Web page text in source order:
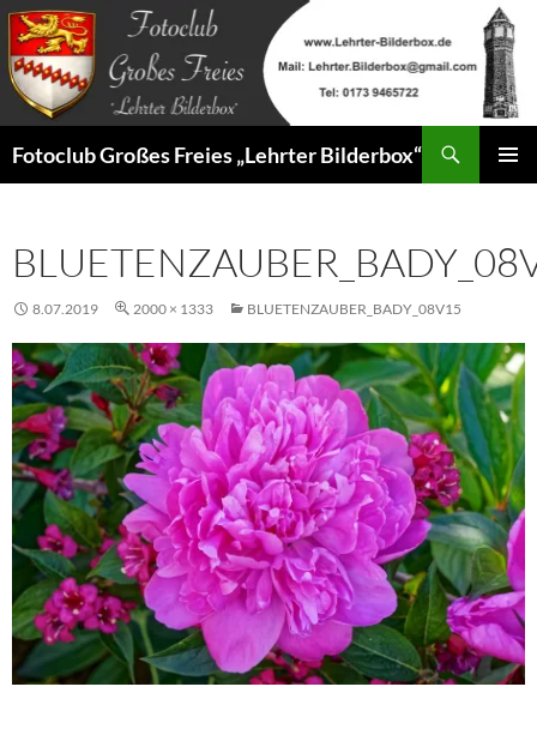
Zum
Inhalt
springen
Fotoclub Großes Freies „Lehrter Bilderbox“
8.07.2019 2000 × 1333 BLUETENZAUBER_BADY_08V15